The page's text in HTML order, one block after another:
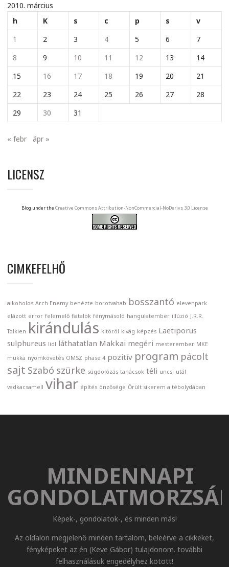
2010. március
h
K s c p s
v
1
2 3 4 5 6
7
8
9 10 11 12 13
14
15
16 17 18 19 20
21
22
23 24 25 26 27
28
29
30 31
« febr ápr »
LICENSZ
Blog under the Creative Commons Attribution-NonCommercial-NoDerivs 3.0 License
CIMKEFELHŐ
alkoholos Arch Enemy benézte borotvahab bosszantó elevenpark
elázott error felemelő fiatalok fénymásoló hangulatember illúzió J.R.R.
Tolkien kirándulás kitöröl kivág képzés Laetiporus
sulphureus lidl láthatatlan Makkai megéri mesterember MKE
mukka nyomkövetés OMSZ phase 4 pozitív program pácolt
sajt Szabó szürke súgdolózás tanácsok téli uncsi utál
vadkacsamell vihar építés önzősége Őrült sikerem a tébolydában
MINDENNAPI
Képek-, gondolatok-, és minden más!
Az oldalon megjelenő minden tartalom, beleérve a cikkeket,
fényképeket az én (Keve Gábor) tulajdonom. további
felhasználásuk engedélyhez kötött!